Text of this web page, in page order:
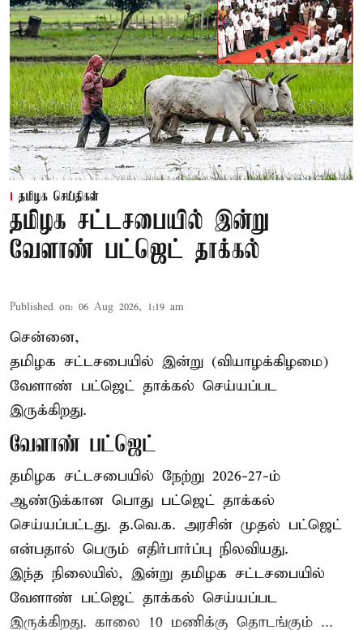
தமிழக செய்திகள்
தமிழக சட்டசபையில் இன்று
வேளாண் பட்ஜெட் தாக்கல்
Published on: 06 Aug 2026, 1:19 am
சென்னை,
தமிழக சட்டசபையில் இன்று (வியாழக்கிழமை)
வேளாண் பட்ஜெட் தாக்கல் செய்யப்பட
இருக்கிறது.
வேளாண் பட்ஜெட்
தமிழக சட்டசபையில் நேற்று 2026-27-ம்
ஆண்டுக்கான பொது பட்ஜெட் தாக்கல்
செய்யப்பட்டது. த.வெ.க. அரசின் முதல் பட்ஜெட்
என்பதால் பெரும் எதிர்பார்ப்பு நிலவியது.
இந்த நிலையில், இன்று தமிழக சட்டசபையில்
வேளாண் பட்ஜெட் தாக்கல் செய்யப்பட
இருக்கிறது. காலை 10 மணிக்கு தொடங்கும் ...